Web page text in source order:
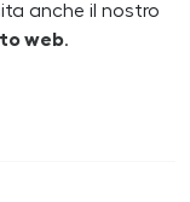
anche il nostro
web.